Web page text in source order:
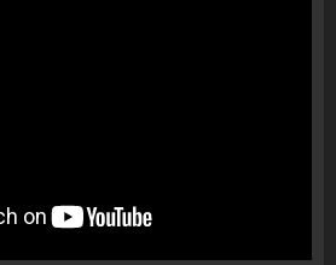
“bosen” Joana Nano për
abuzim me fondet publike dhe